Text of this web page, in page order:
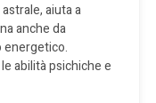
aiuta a
anche da
energetico.
abilità psichiche e